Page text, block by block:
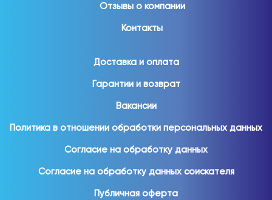
Отзывы о компании
Контакты
Доставка и оплата
Гарантии и возврат
Вакансии
Политика в отношении обработки персональных данных
Согласие на обработку данных
Согласие на обработку данных соискателя
Публичная оферта